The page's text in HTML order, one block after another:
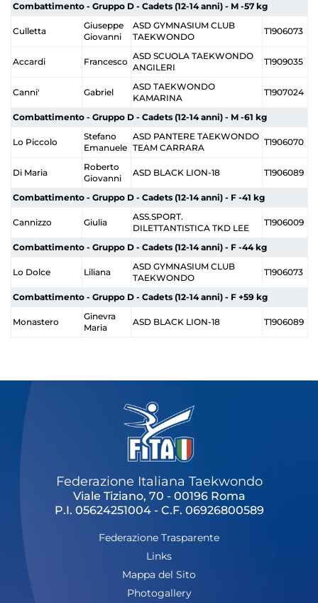
Combattimento - Gruppo D - Cadets (12-14 anni) - M -57 kg
Culletta
Giuseppe
Giovanni
ASD GYMNASIUM CLUB
TAEKWONDO
T1906073
Accardi Francesco
ASD SCUOLA TAEKWONDO
ANGILERI
T1909035
Canni' Gabriel
ASD TAEKWONDO
KAMARINA
T1907024
Combattimento - Gruppo D - Cadets (12-14 anni) - M -61 kg
Lo Piccolo
Stefano
Emanuele
ASD PANTERE TAEKWONDO
TEAM CARRARA
T1906070
Di Maria
Roberto
Giovanni
ASD BLACK LION-18 T1906089
Combattimento - Gruppo D - Cadets (12-14 anni) - F -41 kg
Cannizzo Giulia
ASS.SPORT.
DILETTANTISTICA TKD LEE
T1906009
Combattimento - Gruppo D - Cadets (12-14 anni) - F -44 kg
Lo Dolce Liliana
ASD GYMNASIUM CLUB
TAEKWONDO
T1906073
Combattimento - Gruppo D - Cadets (12-14 anni) - F +59 kg
Monastero
Ginevra
Maria
ASD BLACK LION-18 T1906089
Federazione Italiana Taekwondo
Viale Tiziano, 70 - 00196 Roma
P.I. 05624251004 - C.F. 06926800589
Federazione Trasparente
Links
Mappa del Sito
Photogallery